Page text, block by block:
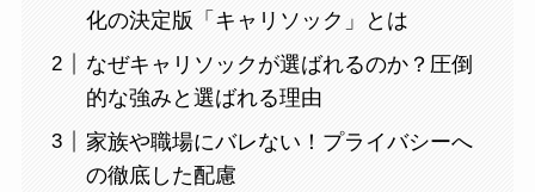
化の決定版「キャリソック」とは
なぜキャリソックが選ばれるのか？圧倒
的な強みと選ばれる理由
家族や職場にバレない！プライバシーへ
の徹底した配慮